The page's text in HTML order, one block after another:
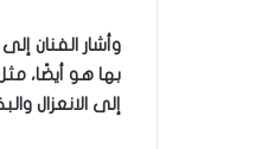
وأشار الفنان
بها هو أيضًا،
إلى الانعزال